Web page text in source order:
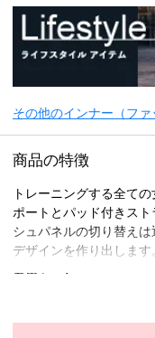
その他のインナー（フ
商品の特徴
トレーニングする全て
ポートとパッド付きス
シュパネルの切り替え
デザインを作り出します。
着用シーン